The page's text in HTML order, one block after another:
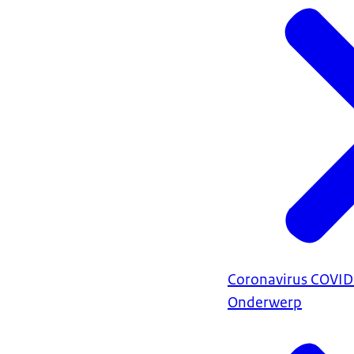
Coronavirus
Onderwerp